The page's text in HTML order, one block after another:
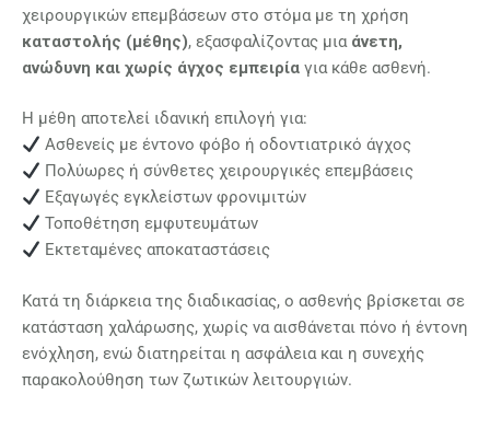
χειρουργικών επεμβάσεων στο στόμα με τη χρήση
καταστολής (μέθης), εξασφαλίζοντας μια άνετη,
ανώδυνη και χωρίς άγχος εμπειρία για κάθε ασθενή.
Η μέθη αποτελεί ιδανική επιλογή για:
Ασθενείς με έντονο φόβο ή οδοντιατρικό άγχος
Πολύωρες ή σύνθετες χειρουργικές επεμβάσεις
Εξαγωγές εγκλείστων φρονιμιτών
Τοποθέτηση εμφυτευμάτων
Εκτεταμένες αποκαταστάσεις
Κατά τη διάρκεια της διαδικασίας, ο ασθενής βρίσκεται σε
κατάσταση χαλάρωσης, χωρίς να αισθάνεται πόνο ή έντονη
ενόχληση, ενώ διατηρείται η ασφάλεια και η συνεχής
παρακολούθηση των ζωτικών λειτουργιών.